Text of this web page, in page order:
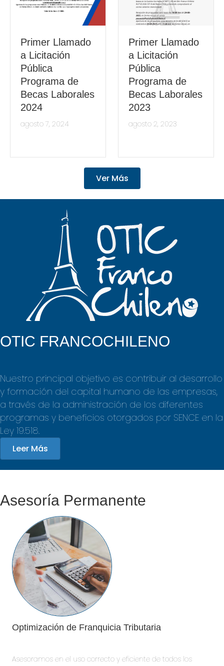
Primer Llamado
a Licitación
Pública
Programa de
Becas Laborales
2024
agosto 7, 2024
Primer Llamado
a Licitación
Pública
Programa de
Becas Laborales
2023
agosto 2, 2023
Ver Más
OTIC FRANCOCHILENO
Nuestro principal objetivo es contribuir al desarrollo
y formación del capital humano de las empresas,
a través de la administración de los diferentes
programas y beneficios otorgados por SENCE en la
Ley 19.518.
Leer Más
Asesoría Permanente
Optimización de Franquicia Tributaria
Asesoramos en el uso correcto y eficiente de todos los